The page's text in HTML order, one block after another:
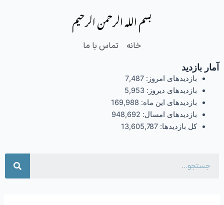
بسم الله الرحمن الرحیم
خانه تماس با ما
آمار بازدید
بازدیدهای امروز: 7,487
بازدیدهای دیروز: 5,953
بازدیدهای این ماه: 169,988
بازدیدهای امسال: 948,692
کل بازدیدها: 13,605,787